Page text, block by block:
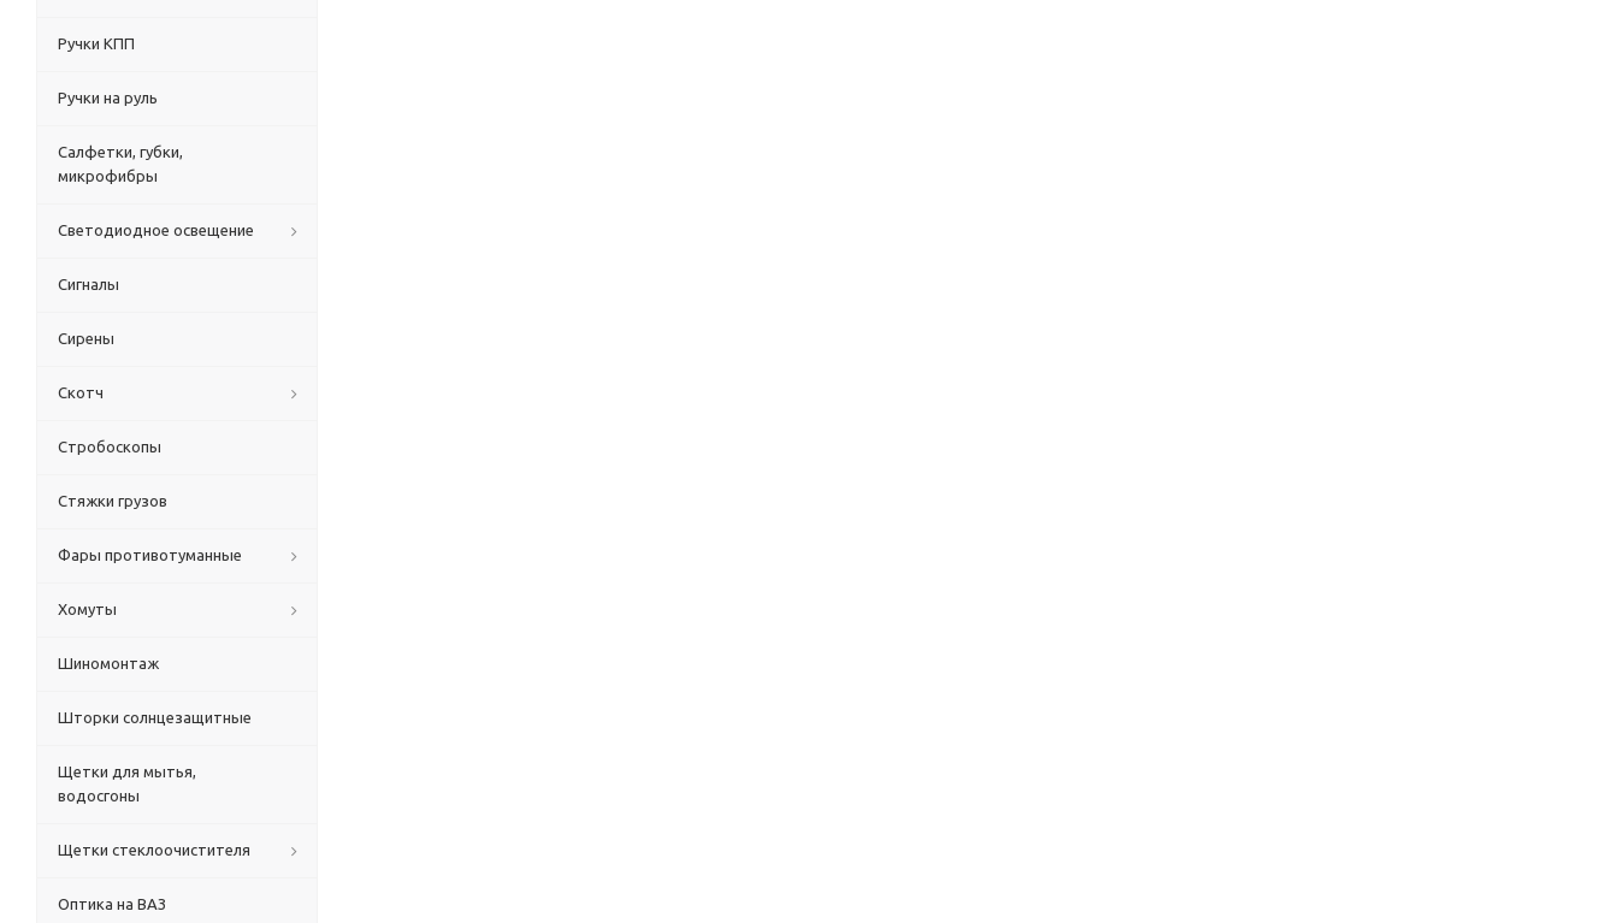
Ручки КПП
Ручки на руль
Салфетки, губки,
микрофибры
Светодиодное освещение
Сигналы
Сирены
Скотч
Стробоскопы
Стяжки грузов
Фары противотуманные
Хомуты
Шиномонтаж
Шторки солнцезащитные
Щетки для мытья,
водосгоны
Щетки стеклоочистителя
Оптика на ВАЗ